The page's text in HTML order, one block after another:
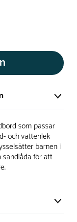
beställning.
få en produkt
därför förkortat
kan
Boulder Rocks,
rutschar,
som passar
och vattenlek
barnen i
för att